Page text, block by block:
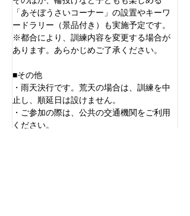
「あそぼうさいコーナー」の設置やキーワ
ードラリー（景品付き）も実施予定です。
※都合により、訓練内容を変更する場合が
あります。あらかじめご了承ください。
■その他
・雨天決行です。荒天の場合は、訓練を中
止し、順延日は設けません。
・ご参加の際は、公共の交通機関をご利用
ください。